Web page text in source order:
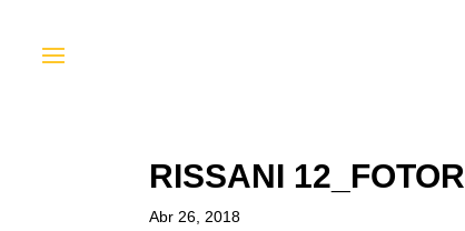
RISSANI 12_FOTOR
Abr 26, 2018